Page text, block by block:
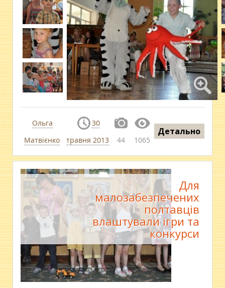
Ольга
Матвієнко
30
травня 2013
44 1065
Детально
Для
малозабезпечених
полтавців
влаштували ігри та
конкурси